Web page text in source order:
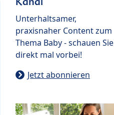
Unterhaltsamer,
praxisnaher Content zum
Thema Baby - schauen Sie
direkt mal vorbei!
Jetzt abonnieren